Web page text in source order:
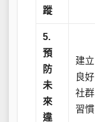
蹤
5.
預
防
未
來
違
建立
良好
社群
習慣